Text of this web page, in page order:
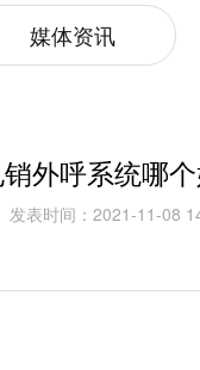
媒体资讯
外呼系统哪
发表时间：2021-11-08